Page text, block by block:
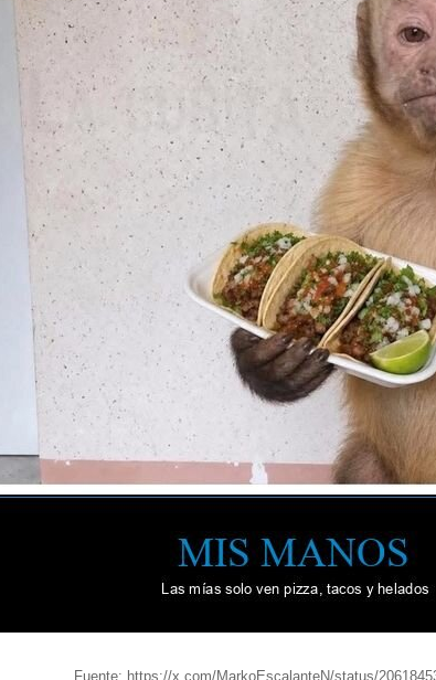
Fuente: https://x.com/MarkoEscalanteN/status/